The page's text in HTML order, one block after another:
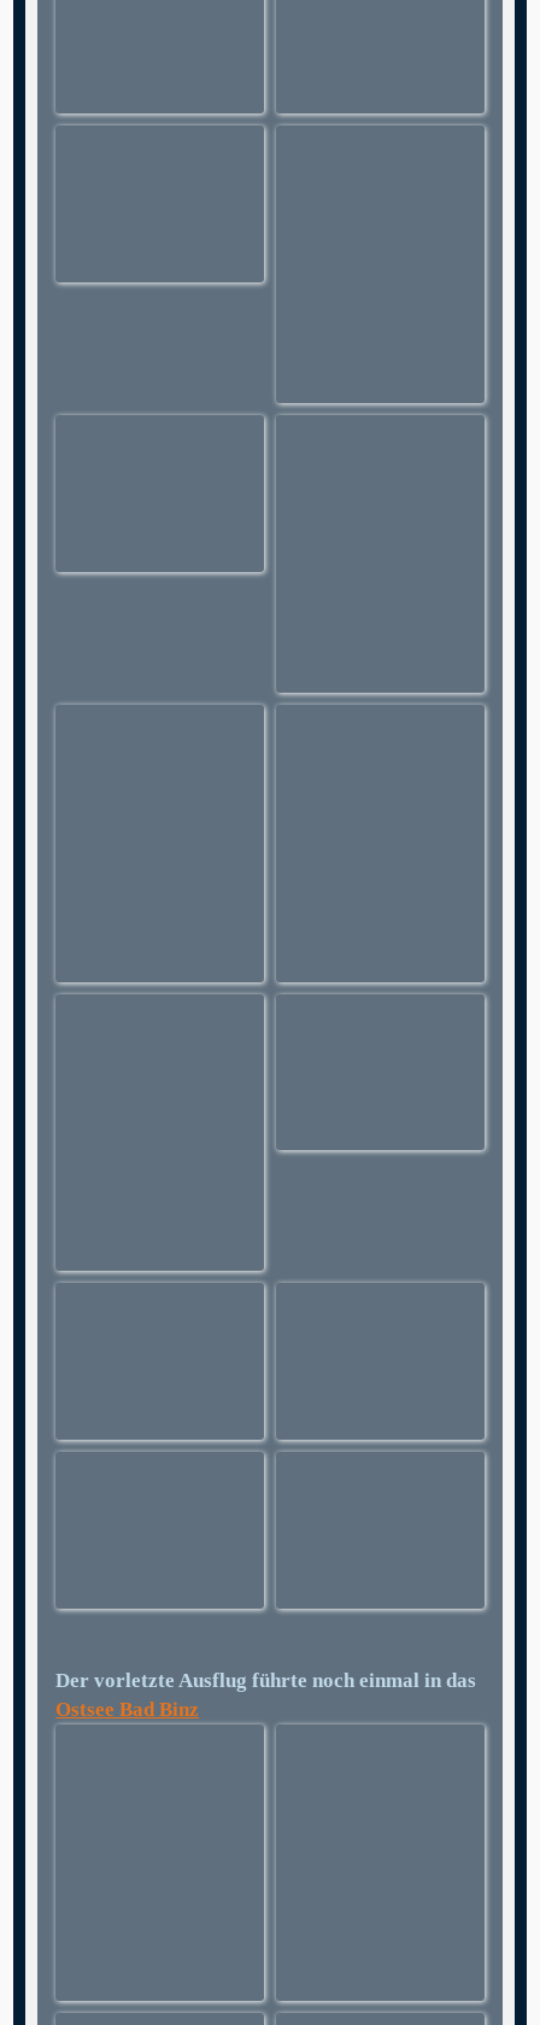
Der vorletzte Ausflug führte noch einmal in das
Ostsee Bad Binz